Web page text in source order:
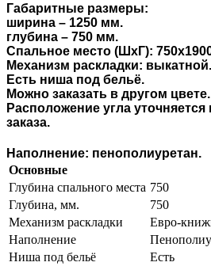
Габаритные размеры:
ширина – 1250 мм.
глубина – 750 мм.
Спальное место (ШхГ):
Механизм раскладки: выкатной.
Есть ниша под бельё.
Можно заказать в другом цвете.
Расположение угла
заказа.
Наполнение: пенополиуретан.
Основные
Глубина спального места 750
Глубина, мм.
750
Механизм раскладки
Евро-
Наполнение
Ниша под бельё
Есть